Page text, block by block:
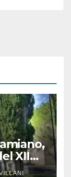
XII